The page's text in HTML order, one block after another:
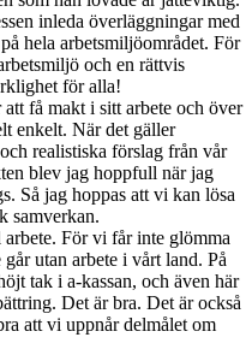
inleda överläggningar med
hela arbetsmiljöområdet. För
och en rättvis
för alla!
få makt i sitt arbete och över
enkelt. När det gäller
realistiska förslag från vår
blev jag hoppfull när jag
Så jag hoppas att vi kan lösa
samverkan.
För vi får inte glömma
utan arbete i vårt land. På
tak i a-kassan, och även här
Det är bra. Det är också
att vi uppnår delmålet om